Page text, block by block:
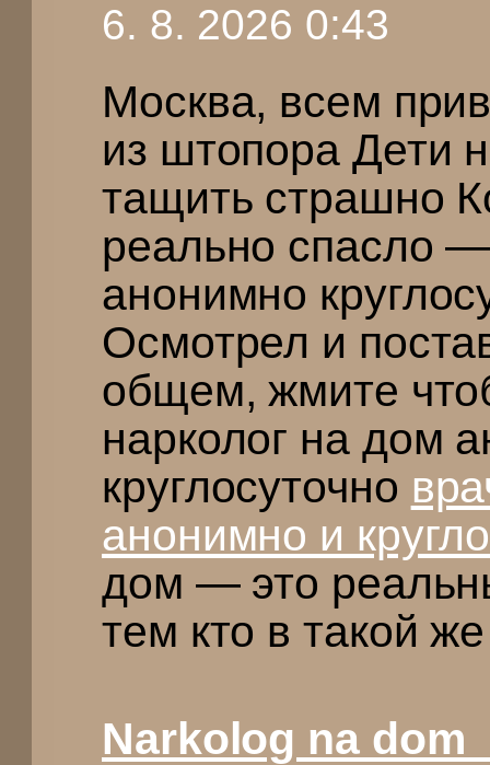
6. 8. 2026 0:43
Москва, всем
из штопора Дети
тащить страшно
реально спасло
анонимно
Осмотрел и
общем, жмите
нарколог на дом
круглосуточно
анонимно и
дом — это
тем кто в такой
Narkolog na